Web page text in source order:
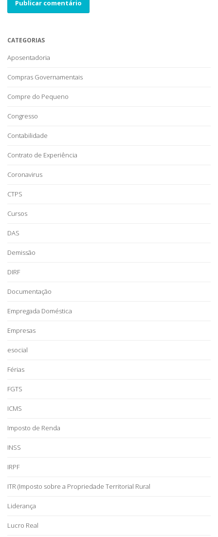
CATEGORIAS
Aposentadoria
Compras Governamentais
Compre do Pequeno
Congresso
Contabilidade
Contrato de Experiência
Coronavirus
CTPS
Cursos
DAS
Demissão
DIRF
Documentação
Empregada Doméstica
Empresas
esocial
Férias
FGTS
ICMS
Imposto de Renda
INSS
IRPF
ITR (Imposto sobre a Propriedade Territorial Rural
Liderança
Lucro Real